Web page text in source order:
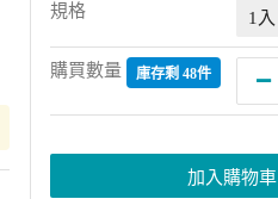
規格
購買數量 庫存剩 48件
加入購物車